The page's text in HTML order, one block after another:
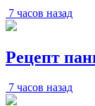
7 часов назад
Рецепт
7 часов назад